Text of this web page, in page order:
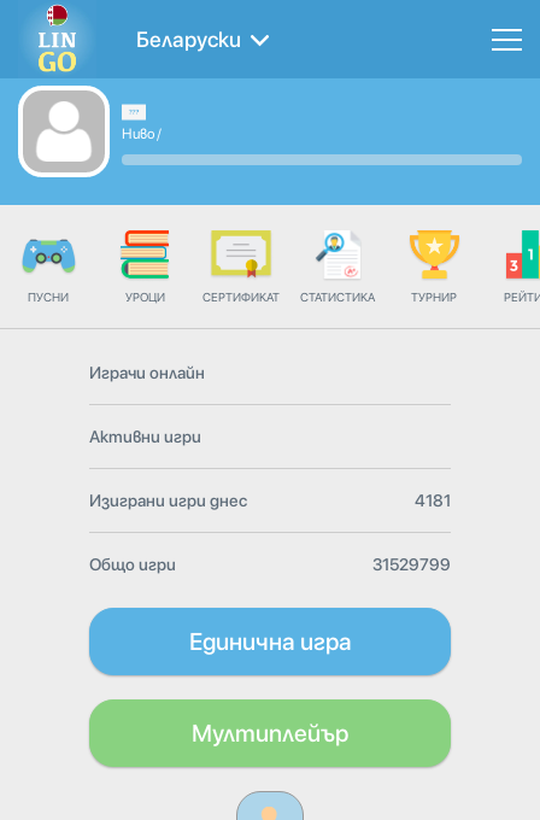
Беларуски
Ниво/
ПУСНИ УРОЦИ СЕРТИФИКАТ СТАТИСТИКА ТУРНИР
Играчи онлайн
Активни игри
Изиграни игри днес 4181
Общо игри 31529799
Единична игра
Мултиплейър